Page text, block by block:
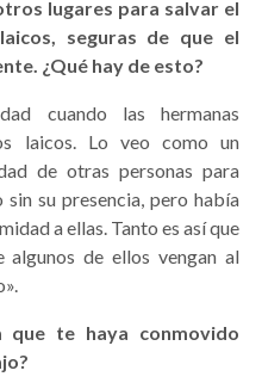
lugares para salvar el
seguras de que el
¿Qué hay de esto?
cuando las hermanas
laicos. Lo veo como un
de otras personas para
su presencia, pero había
a ellas. Tanto es así que
algunos de ellos vengan al
que te haya conmovido